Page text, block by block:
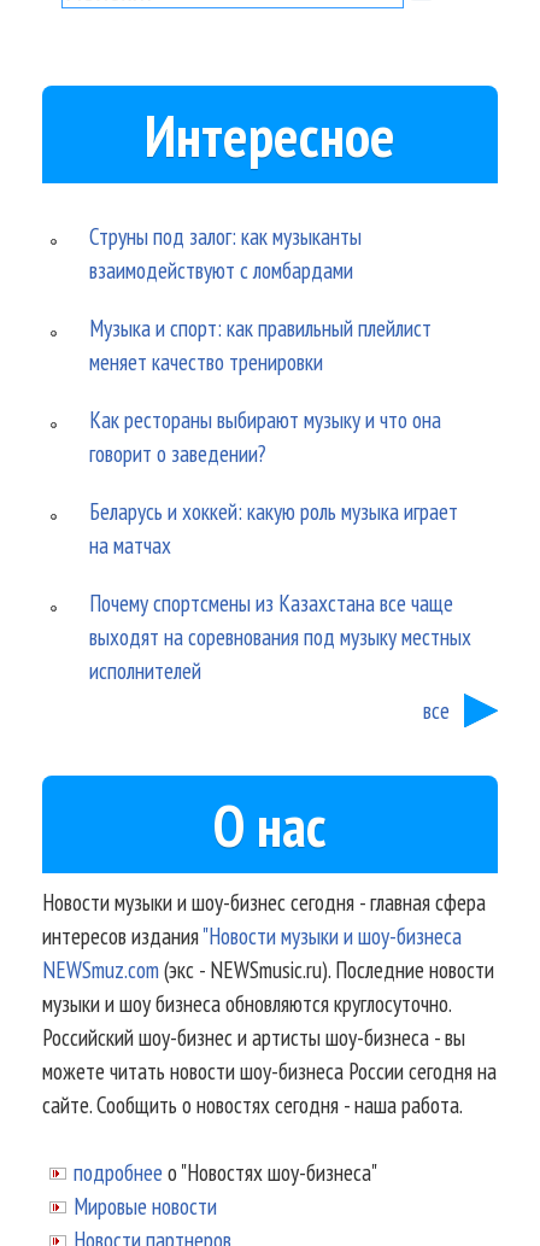
Интересное
Струны под залог: как музыканты
взаимодействуют с ломбардами
Музыка и спорт: как правильный плейлист
меняет качество тренировки
Как рестораны выбирают музыку и что она
говорит о заведении?
Беларусь и хоккей: какую роль музыка играет
на матчах
Почему спортсмены из Казахстана все чаще
выходят на соревнования под музыку местных
исполнителей
все
О нас
Новости музыки и шоу-бизнес сегодня - главная сфера
интересов издания"Новости музыки и шоу-бизнеса
NEWSmuz.com(экс - NEWSmusic.ru). Последние новости
музыки и шоу бизнеса обновляются круглосуточно.
Российский шоу-бизнес и артисты шоу-бизнеса - вы
можете читать новости шоу-бизнеса России сегодня на
сайте. Сообщить о новостях сегодня - наша работа.
подробнее о "Новостях шоу-бизнеса"
Мировые новости
Новости партнеров